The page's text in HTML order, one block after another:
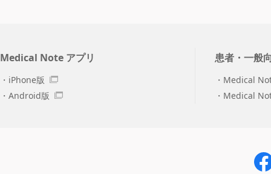
Medical Note アプリ
iPhone版
Android版
患者・一般
Medical
Medical